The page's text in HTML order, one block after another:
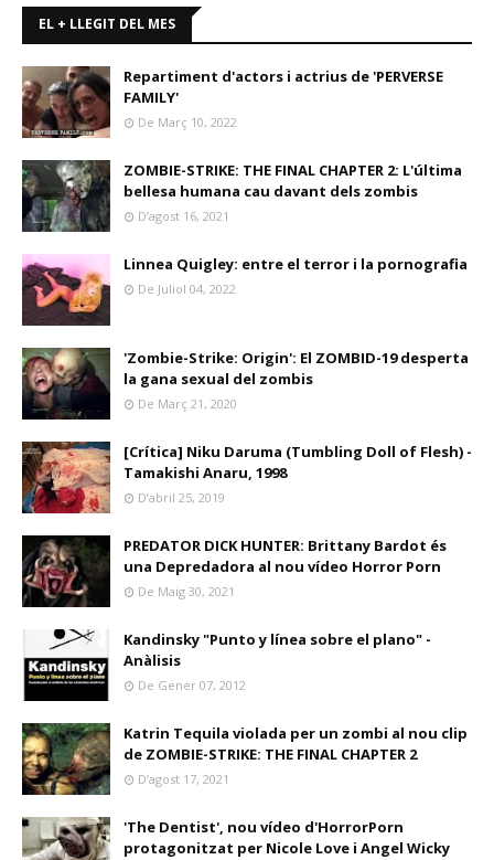
EL + LLEGIT DEL MES
Repartiment d'actors i actrius de 'PERVERSE
FAMILY'
De Març 10, 2022
ZOMBIE-STRIKE: THE FINAL CHAPTER 2: L'última
bellesa humana cau davant dels zombis
D’agost 16, 2021
Linnea Quigley: entre el terror i la pornografia
De Juliol 04, 2022
'Zombie-Strike: Origin': El ZOMBID-19 desperta
la gana sexual del zombis
De Març 21, 2020
[Crítica] Niku Daruma (Tumbling Doll of Flesh) -
Tamakishi Anaru, 1998
D’abril 25, 2019
PREDATOR DICK HUNTER: Brittany Bardot és
una Depredadora al nou vídeo Horror Porn
De Maig 30, 2021
Kandinsky "Punto y línea sobre el plano" -
Anàlisis
De Gener 07, 2012
Katrin Tequila violada per un zombi al nou clip
de ZOMBIE-STRIKE: THE FINAL CHAPTER 2
D’agost 17, 2021
'The Dentist', nou vídeo d'HorrorPorn
protagonitzat per Nicole Love i Angel Wicky